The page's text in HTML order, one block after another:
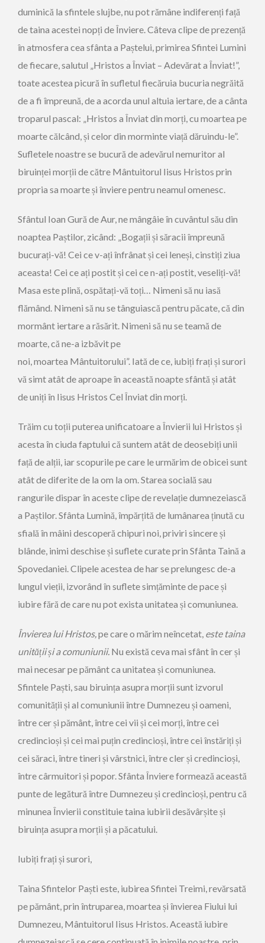
duminică la sfintele slujbe, nu pot rămâne indiferenți față
de taina acestei nopți de Înviere. Câteva clipe de prezență
în atmosfera cea sfânta a Paștelui, primirea Sfintei Lumini
de fiecare, salutul „Hristos a Înviat – Adevărat a Înviat!”,
toate acestea picură în sufletul fiecăruia bucuria negrăită
de a fi împreună, de a acorda unul altuia iertare, de a cânta
troparul pascal: „Hristos a Înviat din morți, cu moartea pe
moarte călcând, și celor din morminte viață dăruindu-le”.
Sufletele noastre se bucură de adevărul nemuritor al
biruinței morții de către Mântuitorul Iisus Hristos prin
propria sa moarte și înviere pentru neamul omenesc.
Sfântul Ioan Gură de Aur, ne mângâie în cuvântul său din
noaptea Paștilor, zicând: „Bogații și săracii împreună
bucurați-vă! Cei ce v-ați înfrânat și cei leneși, cinstiți ziua
aceasta! Cei ce ați postit și cei ce n-ați postit, veseliți-vă!
Masa este plină, ospătați-vă toți… Nimeni să nu iasă
flămând. Nimeni să nu se tânguiască pentru păcate, că din
mormânt iertare a răsărit. Nimeni să nu se teamă de
moarte, că ne-a izbăvit pe
noi, moartea Mântuitorului”. Iată de ce, iubiți frați și surori
vă simt atât de aproape în această noapte sfântă și atât
de uniți în Iisus Hristos Cel Înviat din morți.
Trăim cu toții puterea unificatoare a Învierii lui Hristos și
acesta în ciuda faptului că suntem atât de deosebiți unii
față de alții, iar scopurile pe care le urmărim de obicei sunt
atât de diferite de la om la om. Starea socială sau
rangurile dispar în aceste clipe de revelație dumnezeiască
a Paștilor. Sfânta Lumină, împărțită de lumânarea ținută cu
sfială în mâini descoperă chipuri noi, priviri sincere și
blânde, inimi deschise și suflete curate prin Sfânta Taină a
Spovedaniei. Clipele acestea de har se prelungesc de-a
lungul vieții, izvorând în suflete simțăminte de pace și
iubire fără de care nu pot exista unitatea și comuniunea.
Învierea lui Hristos,pe care o mărim neîncetat, este taina
unității și a comuniunii. Nu există ceva mai sfânt în cer și
mai necesar pe pământ ca unitatea și comuniunea.
Sfintele Paști, sau biruința asupra morții sunt izvorul
comunității și al comuniunii între Dumnezeu și oameni,
între cer și pământ, între cei vii și cei morți, între cei
credincioși și cei mai puțin credincioși, între cei înstăriți și
cei săraci, între tineri și vârstnici, între cler și credincioși,
între cârmuitori și popor. Sfânta Înviere formează această
punte de legătură între Dumnezeu și credincioși, pentru că
minunea Învierii constituie taina iubirii desăvârșite și
biruința asupra morții și a păcatului.
Iubiți frați și surori,
Taina Sfintelor Paști este, iubirea Sfintei Treimi, revărsată
pe pământ, prin întruparea, moartea și învierea Fiului lui
Dumnezeu, Mântuitorul Iisus Hristos. Această iubire